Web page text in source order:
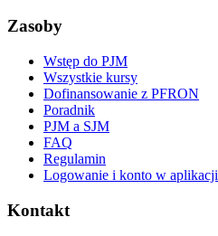
Zasoby
Wstęp do PJM
Wszystkie kursy
Dofinansowanie z PFRON
Poradnik
PJM a SJM
FAQ
Regulamin
Logowanie i konto w aplikacji
Kontakt